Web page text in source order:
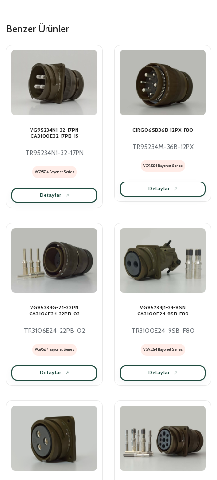
Benzer Ürünler
VG95234N1-32-17PN
CA3100E32-17PB-15
TR95234N1-32-17PN
VG95234 Bayonet Series
Detaylar
CIRG06SB36B-12PX-F80
TR95234M-36B-12PX
VG95234 Bayonet Series
Detaylar
VG95234G-24-22PN
CA3106E24-22PB-02
TR3106E24-22PB-02
VG95234 Bayonet Series
Detaylar
VG95234J1-24-9SN
CA3100E24-9SB-F80
TR3100E24-9SB-F80
VG95234 Bayonet Series
Detaylar